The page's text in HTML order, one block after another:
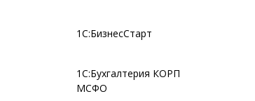
1С:БизнесСтарт
1С:Бухгалтерия КОРП
МСФО